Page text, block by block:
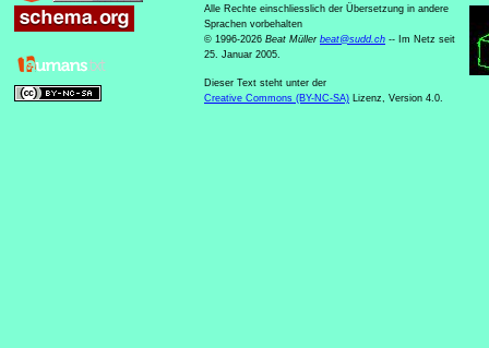
Alle Rechte einschliesslich der Übersetzung in andere
Sprachen vorbehalten
© 1996-2026 Beat Müller beat@sudd.ch -- Im Netz seit
25. Januar 2005.
Dieser Text steht unter der
Creative Commons (BY-NC-SA) Lizenz, Version 4.0.